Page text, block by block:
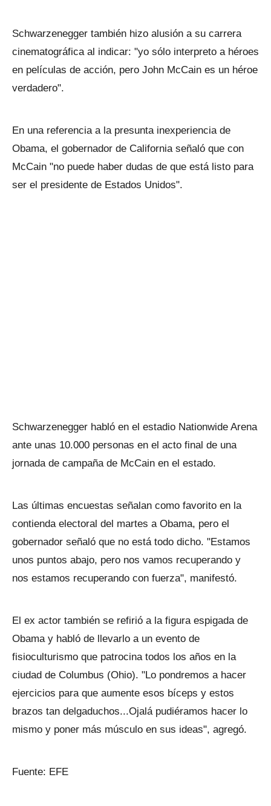
Schwarzenegger también hizo alusión a su carrera
cinematográfica al indicar: "yo sólo interpreto a héroes
en películas de acción, pero John McCain es un héroe
verdadero".
En una referencia a la presunta inexperiencia de
Obama, el gobernador de California señaló que con
McCain "no puede haber dudas de que está listo para
ser el presidente de Estados Unidos".
Schwarzenegger habló en el estadio Nationwide Arena
ante unas 10.000 personas en el acto final de una
jornada de campaña de McCain en el estado.
Las últimas encuestas señalan como favorito en la
contienda electoral del martes a Obama, pero el
gobernador señaló que no está todo dicho. "Estamos
unos puntos abajo, pero nos vamos recuperando y
nos estamos recuperando con fuerza", manifestó.
El ex actor también se refirió a la figura espigada de
Obama y habló de llevarlo a un evento de
fisioculturismo que patrocina todos los años en la
ciudad de Columbus (Ohio). "Lo pondremos a hacer
ejercicios para que aumente esos bíceps y estos
brazos tan delgaduchos...Ojalá pudiéramos hacer lo
mismo y poner más músculo en sus ideas", agregó.
Fuente: EFE